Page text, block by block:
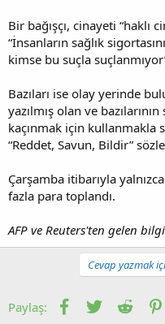
Bir bağışçı, cinayeti “haklı
“İnsanların sağlık
kimse bu suçla
Bazıları ise olay yerinde
yazılmış olan ve
kaçınmak için kullanmakla
“Reddet, Savun, Bildir”
Çarşamba itibarıyla
fazla para toplandı.
AFP ve Reuters'ten gelen
Cevap yazmak
Paylaş: Facebook
TwitterReddit